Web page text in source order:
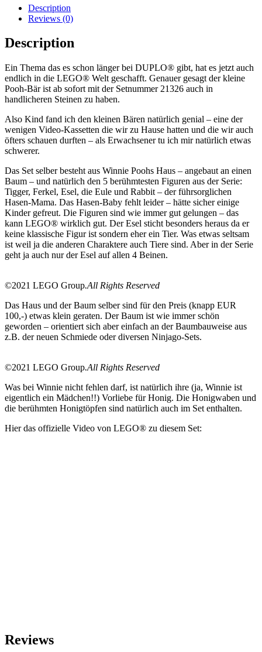
Description
Reviews (0)
Description
Ein Thema das es schon länger bei DUPLO® gibt, hat es jetzt auch
endlich in die LEGO® Welt geschafft. Genauer gesagt der kleine
Pooh-Bär ist ab sofort mit der Setnummer 21326 auch in
handlicheren Steinen zu haben.
Also Kind fand ich den kleinen Bären natürlich genial – eine der
wenigen Video-Kassetten die wir zu Hause hatten und die wir auch
öfters schauen durften – als Erwachsener tu ich mir natürlich etwas
schwerer.
Das Set selber besteht aus Winnie Poohs Haus – angebaut an einen
Baum – und natürlich den 5 berühmtesten Figuren aus der Serie:
Tigger, Ferkel, Esel, die Eule und Rabbit – der führsorglichen
Hasen-Mama. Das Hasen-Baby fehlt leider – hätte sicher einige
Kinder gefreut. Die Figuren sind wie immer gut gelungen – das
kann LEGO® wirklich gut. Der Esel sticht besonders heraus da er
keine klassische Figur ist sondern eher ein Tier. Was etwas seltsam
ist weil ja die anderen Charaktere auch Tiere sind. Aber in der Serie
geht ja auch nur der Esel auf allen 4 Beinen.
©2021 LEGO Group.All Rights Reserved
Das Haus und der Baum selber sind für den Preis (knapp EUR
100,-) etwas klein geraten. Der Baum ist wie immer schön
geworden – orientiert sich aber einfach an der Baumbauweise aus
z.B. der neuen Schmiede oder diversen Ninjago-Sets.
©2021 LEGO Group.All Rights Reserved
Was bei Winnie nicht fehlen darf, ist natürlich ihre (ja, Winnie ist
eigentlich ein Mädchen!!) Vorliebe für Honig. Die Honigwaben und
die berühmten Honigtöpfen sind natürlich auch im Set enthalten.
Hier das offizielle Video von LEGO® zu diesem Set:
Reviews